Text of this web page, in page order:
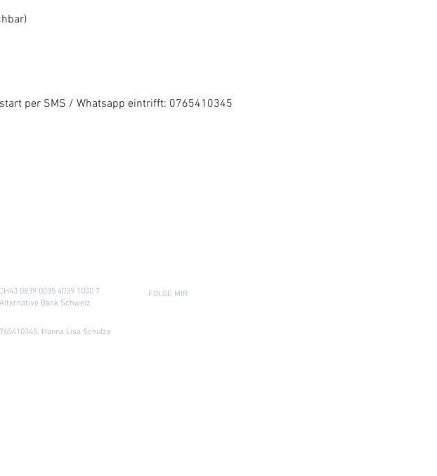
per SMS / Whatsapp eintrifft: 0765410345
0839 0035 4039 1000 7
lternative Bank Schweiz
Hanna Lisa Schulze
FOLGE MIR